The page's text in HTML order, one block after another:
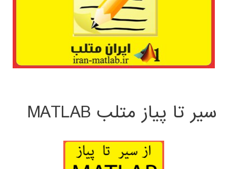
سیر تا پیاز متلب MATLAB